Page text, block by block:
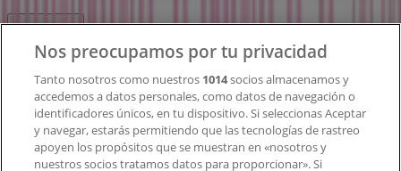
Contacto comercial y de marketing
Tienda mal colocada en el mapa
Notificar un folleto
¿Encontraste un problema en la web o en la
Nos preocupamos por tu privacidad
Tanto nosotros como nuestros 1014socios almacenamos y
accedemos a datos personales, como datos de navegación o
identificadores únicos, en tu dispositivo. Si seleccionas Aceptar
y navegar, estarás permitiendo que las tecnologías de rastreo
apoyen los propósitos que se muestran en «nosotros y
nuestros socios tratamos datos para proporcionar». Si